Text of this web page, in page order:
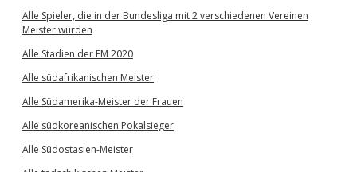
Alle Spieler, die in der Bundesliga mit 2 verschiedenen Vereinen
Meister wurden
Alle Stadien der EM 2020
Alle südafrikanischen Meister
Alle Südamerika-Meister der Frauen
Alle südkoreanischen Pokalsieger
Alle Südostasien-Meister